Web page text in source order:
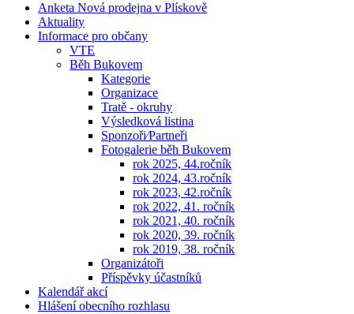
Anketa Nová prodejna v Plískově
Aktuality
Informace pro občany
VTE
Běh Bukovem
Kategorie
Organizace
Tratě - okruhy
Výsledková listina
Sponzoři⁄Partneři
Fotogalerie běh Bukovem
rok 2025, 44.ročník
rok 2024, 43.ročník
rok 2023, 42.ročník
rok 2022, 41. ročník
rok 2021, 40. ročník
rok 2020, 39. ročník
rok 2019, 38. ročník
Organizátoři
Příspěvky účastníků
Kalendář akcí
Hlášení obecního rozhlasu